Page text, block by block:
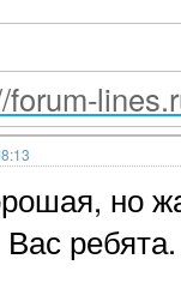
но
Вас